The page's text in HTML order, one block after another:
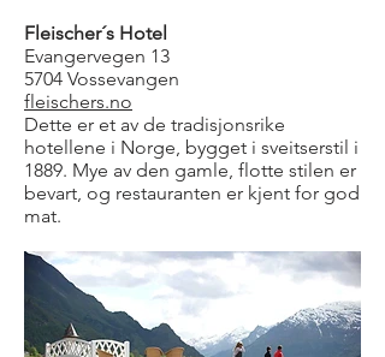
Fleischer´s Hotel
Evangervegen 13
5704 Vossevangen
fleischers.no
Dette er et av de tradisjonsrike
hotellene i Norge, bygget i sveitserstil i
1889. Mye av den gamle, flotte stilen er
bevart, og restauranten er kjent for god
mat.